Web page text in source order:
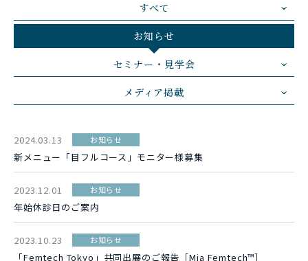
すべて
お知らせ
セミナー・見学会
メディア掲載
2024.03.13 お知らせ
新メニュー「目フルコース」モニター様募集
2023.12.01 お知らせ
年始休診日のご案内
2023.10.23 お知らせ
「Femtech Tokyo」共同出展のご報告［Mia Femtech™］